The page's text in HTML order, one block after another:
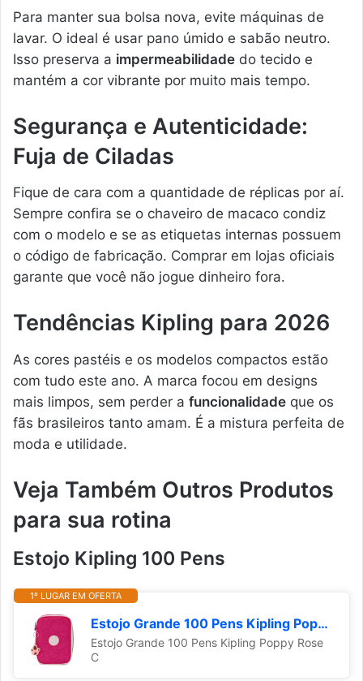
Para manter sua bolsa nova, evite máquinas de
lavar. O ideal é usar pano úmido e sabão neutro.
Isso preserva a impermeabilidade do tecido e
mantém a cor vibrante por muito mais tempo.
Segurança e Autenticidade:
Fuja de Ciladas
Fique de cara com a quantidade de réplicas por aí.
Sempre confira se o chaveiro de macaco condiz
com o modelo e se as etiquetas internas possuem
o código de fabricação. Comprar em lojas oficiais
garante que você não jogue dinheiro fora.
Tendências Kipling para 2026
As cores pastéis e os modelos compactos estão
com tudo este ano. A marca focou em designs
mais limpos, sem perder a funcionalidade que os
fãs brasileiros tanto amam. É a mistura perfeita de
moda e utilidade.
Veja Também Outros Produtos
para sua rotina
Estojo Kipling 100 Pens
1º LUGAR EM OFERTA
Estojo Grande 100 Pens Kipling Poppy Rose C
Estojo Grande 100 Pens Kipling Poppy Rose
C